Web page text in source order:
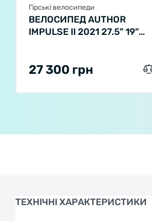
Гірські велосипеди
ВЕЛОСИПЕД AUTHOR
IMPULSE II 2021 27.5" 19"
27 300 грн
ТЕХНІЧНІ ХАРАКТЕРИСТИКИ